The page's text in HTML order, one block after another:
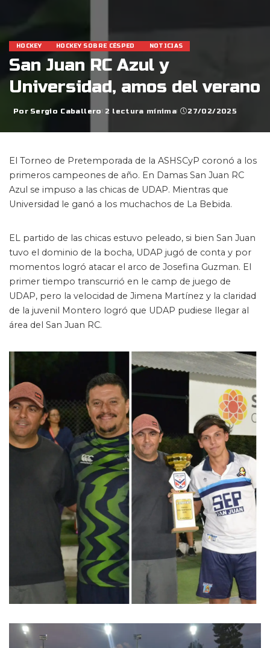
HOCKEY HOCKEY SOBRE CÉSPED NOTICIAS
San Juan RC Azul y
Universidad, amos del verano
Posted
Por Sergio Caballero 2 lectura mínima 27/02/2025
El Torneo de Pretemporada de la ASHSCyP coronó a los
primeros campeones de año. En Damas San Juan RC
Azul se impuso a las chicas de UDAP. Mientras que
Universidad le ganó a los muchachos de La Bebida.
EL partido de las chicas estuvo peleado, si bien San Juan
tuvo el dominio de la bocha, UDAP jugó de conta y por
momentos logró atacar el arco de Josefina Guzman. El
primer tiempo transcurrió en le camp de juego de
UDAP, pero la velocidad de Jimena Martínez y la claridad
de la juvenil Montero logró que UDAP pudiese llegar al
área del San Juan RC.